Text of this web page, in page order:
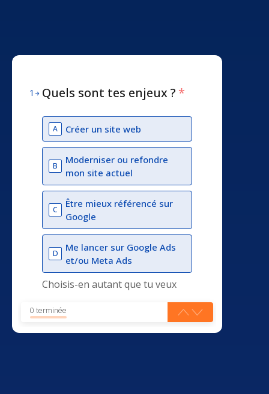
1 Quels sont tes enjeux ? *
A Créer un site web
B
Moderniser ou refondre
mon site actuel
C
Être mieux référencé sur
Google
D
Me lancer sur Google Ads
et/ou Meta Ads
Choisis-en autant que tu veux
0 terminée